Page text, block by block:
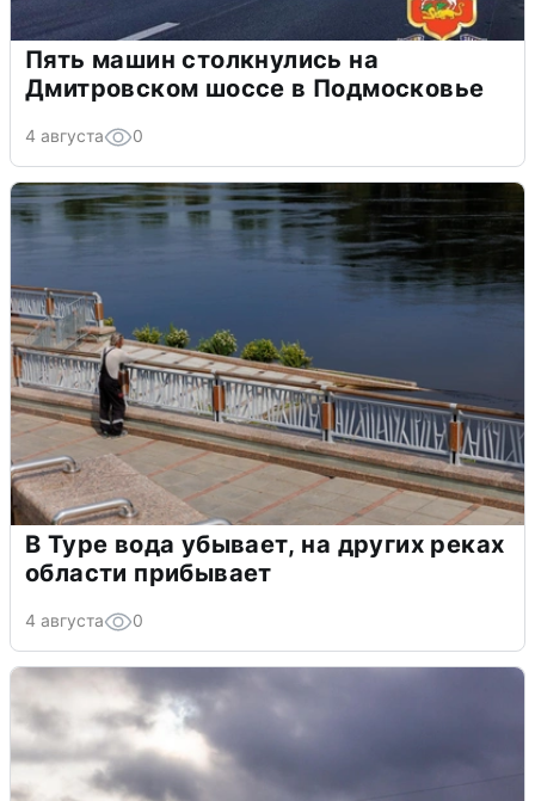
Пять машин столкнулись на
Дмитровском шоссе в Подмосковье
4 августа 0
В Туре вода убывает, на других реках
области прибывает
4 августа 0